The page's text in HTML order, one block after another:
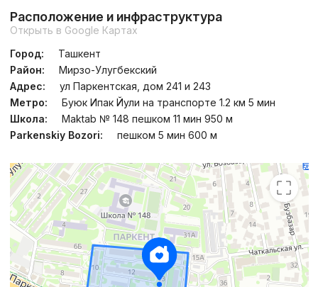
Расположение и инфраструктура
Открыть в Google Картах
Город:
Ташкент
Район:
Мирзо-Улугбекский
Адрес:
ул Паркентская, дом 241 и 243
Метро:
Буюк Ипак Йули на транспорте 1.2 км 5 мин
Школа:
Maktab № 148 пешком 11 мин 950 м
Parkenskiy Bozori:
пешком 5 мин 600 м